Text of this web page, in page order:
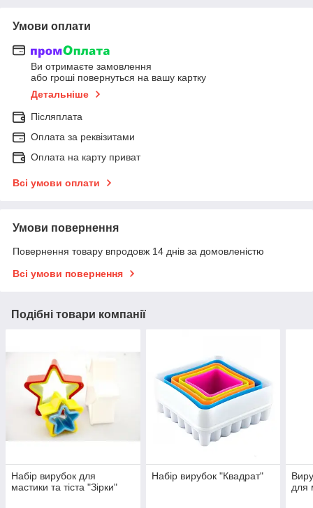
Умови оплати
Ви отримаєте замовлення
або гроші повернуться на вашу картку
Детальніше
Післяплата
Оплата за реквізитами
Оплата на карту приват
Всі умови оплати
Умови повернення
Повернення товару впродовж 14 днів за домовленістю
Всі умови повернення
Подібні товари компанії
Набір вирубок для
мастики та тіста "Зірки"
Набір вирубок "Квадрат"
для